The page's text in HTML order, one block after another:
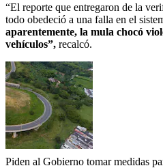
“El reporte que entregaron de la
todo obedeció a una falla en el
aparentemente, la mula chocó
vehículos”, recalcó.
Piden al Gobierno tomar medidas